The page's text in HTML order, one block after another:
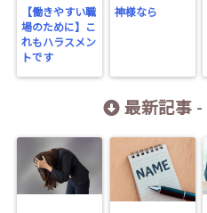
【働きやすい職
場のために】こ
れもハラスメン
トです
神様なら
最新記事 -